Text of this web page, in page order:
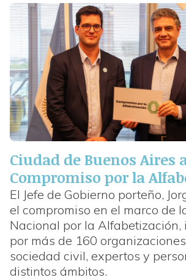
Ciudad de Buenos Aires
Compromiso por la
El Jefe de Gobierno porteño,
el compromiso en el marco de
Nacional por la Alfabetización,
por más de 160
sociedad civil, expertos y
distintos ámbitos.